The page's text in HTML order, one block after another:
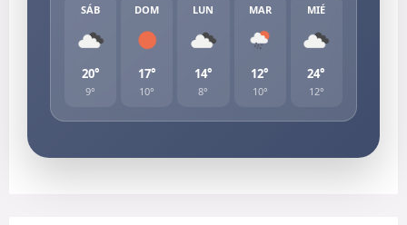
SÁB
20°
9°
DOM
17°
10°
LUN
14°
8°
MAR
12°
10°
MIÉ
24°
12°